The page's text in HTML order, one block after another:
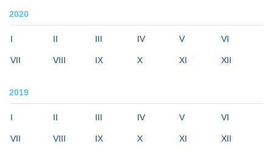
2020
I II III IV V VI
VII VIII IX X XI XII
2019
I II III IV V VI
VII VIII IX X XI XII